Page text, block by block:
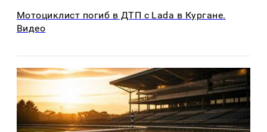
Мотоциклист погиб в ДТП с Lada в Кургане.
Видео